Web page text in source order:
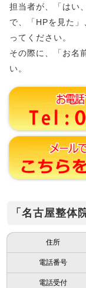
担当者が、「はい
で、「HPを見た
ってください。
その際に、「お名
い。
「名古屋整体
住所
電話番号
電話受付